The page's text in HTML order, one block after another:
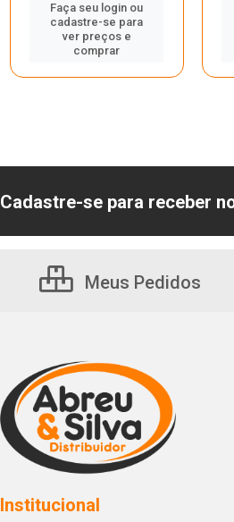
Faça seu login ou
cadastre-se para
ver preços e
comprar
Cadastre-se para receber
Meus Pedidos
Institucional